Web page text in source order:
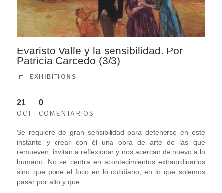
Evaristo Valle y la sensibilidad. Por
Patricia Carcedo (3/3)
EXHIBITIONS
21
OCT
0
COMENTARIOS
Se requiere de gran sensibilidad para detenerse en este
instante y crear con él una obra de arte de las que
remueven, invitan a reflexionar y nos acercan de nuevo a lo
humano. No se centra en acontecimientos extraordinarios
sino que pone el foco en lo cotidiano, en lo que solemos
pasar por alto y que...